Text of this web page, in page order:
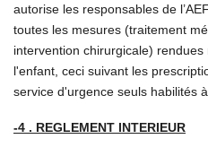
autorise les responsables de
toutes les mesures (traitement
intervention chirurgicale)
l'enfant, ceci suivant les
service d'urgence seuls habilités
-4 . REGLEMENT INTERIEUR